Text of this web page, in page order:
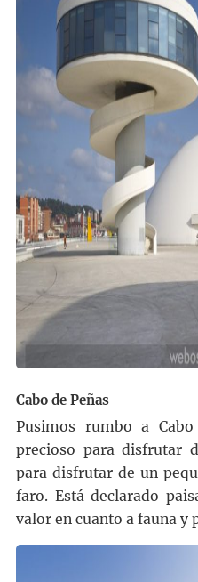
Cabo de Peñas
Pusimos rumbo a
precioso para disfrutar
para disfrutar de un
faro. Está declarado
valor en cuanto a fauna y